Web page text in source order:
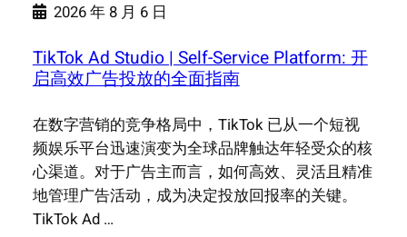
2026 年 8 月 6 日
TikTok Ad Studio | Self-Service Platform: 开
启高效广告投放的全面指南
在数字营销的竞争格局中，TikTok 已从一个短视
频娱乐平台迅速演变为全球品牌触达年轻受众的核
心渠道。对于广告主而言，如何高效、灵活且精准
地管理广告活动，成为决定投放回报率的关键。
TikTok Ad …